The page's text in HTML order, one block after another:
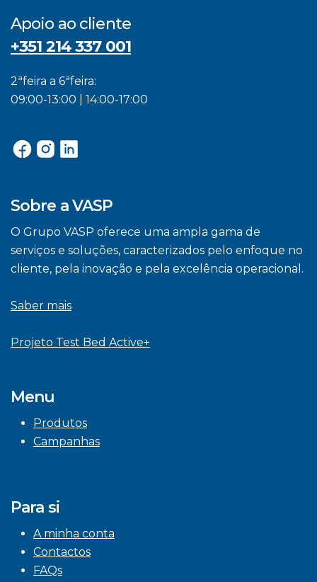
Apoio ao cliente
+351 214 337 001
2ªfeira a 6ªfeira:
09:00-13:00 | 14:00-17:00
Sobre a VASP
O Grupo VASP oferece uma ampla gama de
serviços e soluções, caracterizados pelo enfoque no
cliente, pela inovação e pela excelência operacional.
Saber mais
Projeto Test Bed Active+
Menu
Produtos
Campanhas
Para si
A minha conta
Contactos
FAQs